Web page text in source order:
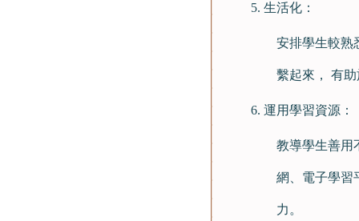
生活化：
安排學生較熟
繫起來， 有
運用學習資源：
教導學生善用
網、電子學習
力。